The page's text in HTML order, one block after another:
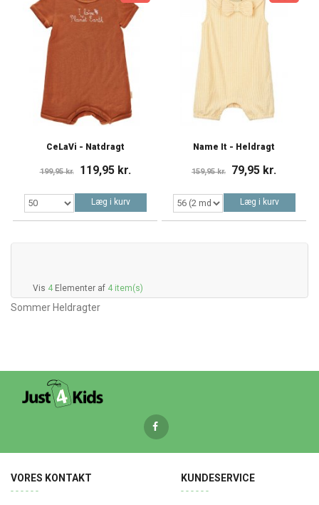
CeLaVi - Natdragt
199,95 kr. 119,95 kr.
Læg i kurv
Name It - Heldragt
159,95 kr. 79,95 kr.
Læg i kurv
Vis 4 Elementer af 4 item(s)
Sommer Heldragter
VORES KONTAKT KUNDESERVICE